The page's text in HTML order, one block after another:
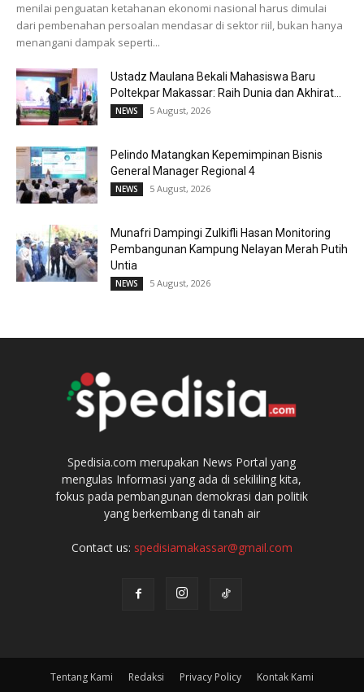
menilai penguatan ketahanan ekonomi nasional harus dimulai
dari pembenahan persoalan mendasar di sektor riil, bukan hanya
menangani dampak seperti...
Ustadz Maulana Bekali Mahasiswa Baru
Poltekpar Makassar: Raih Dunia dan Akhirat...
NEWS 5 August, 2026
Pelindo Matangkan Kepemimpinan Bisnis
General Manager Regional 4
NEWS 5 August, 2026
Munafri Dampingi Zulkifli Hasan Monitoring
Pembangunan Kampung Nelayan Merah Putih
Untia
NEWS 5 August, 2026
Spedisia.com merupakan News Portal yang
mengulas Informasi yang ada di sekililing kita,
fokus pada pembangunan demokrasi dan politik
yang berkembang di tanah air
Contact us: spedisiamakassar@gmail.com
Tentang Kami Redaksi Privacy Policy Kontak Kami